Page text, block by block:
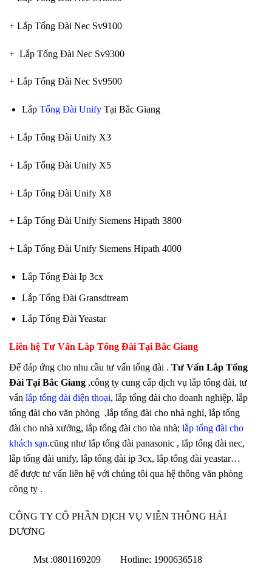
+ Lắp Tổng Đài Nec Sv9100
+ Lắp Tổng Đài Nec Sv9300
+ Lắp Tổng Đài Nec Sv9500
Lắp Tổng Đài UnifyTại Bắc Giang
+ Lắp Tổng Đài Unify X3
+ Lắp Tổng Đài Unify X5
+ Lắp Tổng Đài Unify X8
+ Lắp Tổng Đài Unify Siemens Hipath 3800
+ Lắp Tổng Đài Unify Siemens Hipath 4000
Lắp Tổng Đài Ip 3cx
Lắp Tổng Đài Gransdtream
Lắp Tổng Đài Yeastar
Liên hệ Tư Vấn Lắp Tổng Đài Tại Bắc Giang
Để đáp ứng cho nhu cầu tư vấn tổng đài . Tư Vấn Lắp Tổng
Đài Tại Bắc Giang ,công ty cung cấp dịch vụ lắp tổng đài, tư
vấn lắp tổng đài điện thoại, lắp tổng đài cho doanh nghiệp, lắp
tổng đài cho văn phòng ,lắp tổng đài cho nhà nghỉ, lắp tổng
đài cho nhà xưởng, lắp tổng đài cho tòa nhà; lắp tổng đài cho
khách sạn.cũng như lắp tổng đài panasonic , lắp tổng đài nec,
lắp tổng đài unify, lắp tổng đài ip 3cx, lắp tổng đài yeastar…
để được tư vấn liên hệ với chúng tôi qua hệ thông văn phòng
công ty .
CÔNG TY CỔ PHẦN DỊCH VỤ VIỄN THÔNG HẢI
DƯƠNG
Mst :0801169209 Hotline: 1900636518